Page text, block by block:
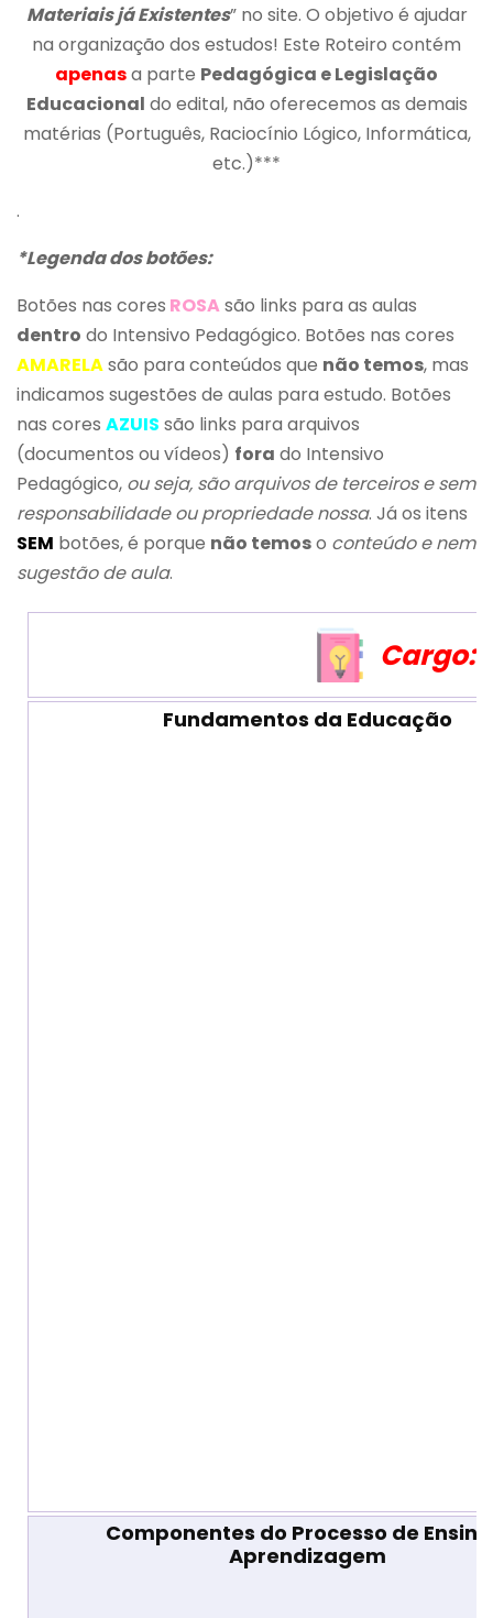
Materiais já Existentes” no site. O objetivo é ajudar
na organização dos estudos! Este Roteiro contém
apenasa parte Pedagógica e Legislação
Educacional do edital, não oferecemos as demais
matérias (Português, Raciocínio Lógico, Informática,
etc.)***
.
*Legenda dos botões:
Botões nas cores ROSAsão links para as aulas
dentro do Intensivo Pedagógico. Botões nas cores
AMARELAsão para conteúdos que não temos, mas
indicamos sugestões de aulas para estudo. Botões
nas cores AZUIS são links para arquivos
(documentos ou vídeos) fora do Intensivo
Pedagógico, ou seja, são arquivos de terceiros e sem
responsabilidade ou propriedade nossa. Já os itens
SEM botões, é porque não temoso conteúdo e nem
sugestão de aula.
Cargo:
Fundamentos da Educação
Componentes do Processo de
Aprendizagem